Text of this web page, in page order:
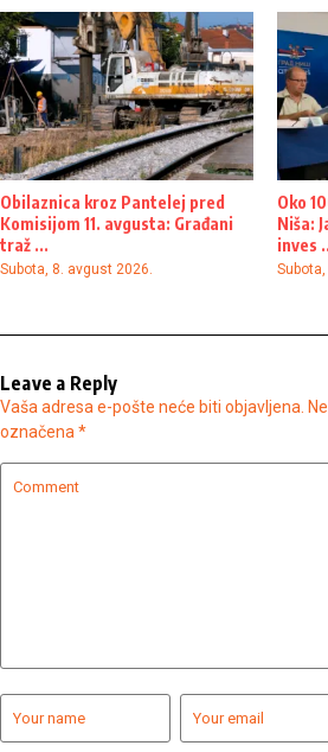
Obilaznica kroz Pantelej pred
Komisijom 11. avgusta: Građani
traž ...
Subota, 8. avgust 2026.
Oko
Niša:
inves
Leave a Reply
Vaša adresa e-pošte neće biti objavljena.
označena*